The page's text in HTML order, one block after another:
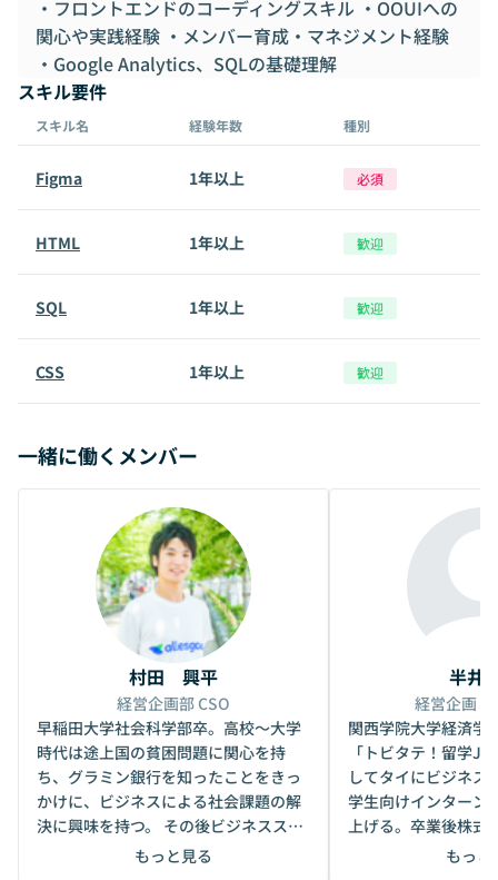
・フロントエンドのコーディングスキル ・OOUIへの
関心や実践経験 ・メンバー育成・マネジメント経験
・Google Analytics、SQLの基礎理解
スキル要件
スキル名 経験年数 種別
Figma 1年以上 必須
HTML 1年以上 歓迎
SQL 1年以上 歓迎
CSS 1年以上 歓迎
一緒に働くメンバー
村田 興平
経営企画部 CSO
早稲田大学社会科学部卒。高校〜大学
時代は途上国の貧困問題に関心を持
ち、グラミン銀行を知ったことをきっ
かけに、ビジネスによる社会課題の解
決に興味を持つ。 その後ビジネススキ
ルを磨くため、在学中からVCや複数の
もっと見る
半井
経営企画
関西学院大学経済学
「トビタテ！留学
してタイにビジネス
学生向けインターン
上げる。卒業後株式
入社し、中小零細
もっと